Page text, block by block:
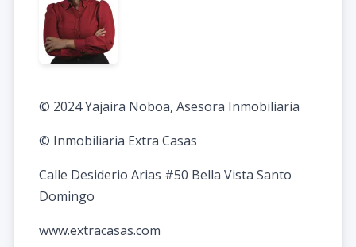
© 2024 Yajaira Noboa, Asesora Inmobiliaria
© Inmobiliaria Extra Casas
Calle Desiderio Arias #50 Bella Vista Santo
Domingo
www.extracasas.com